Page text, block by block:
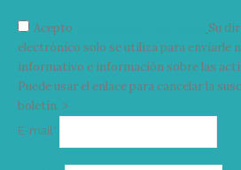
Acepto
Su
electrónico solo se utiliza para enviarle
informativo e información sobre las
Puede usar el enlace para cancelar la
boletín. >
E-mail*